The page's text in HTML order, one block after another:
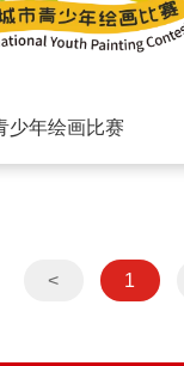
少年绘画比赛
< 1